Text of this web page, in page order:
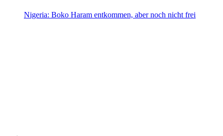
Nigeria: Boko Haram entkommen, aber noch nicht frei